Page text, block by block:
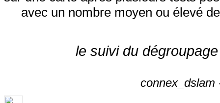
avec un nombre moyen ou élevé
le suivi du
connex_dslam